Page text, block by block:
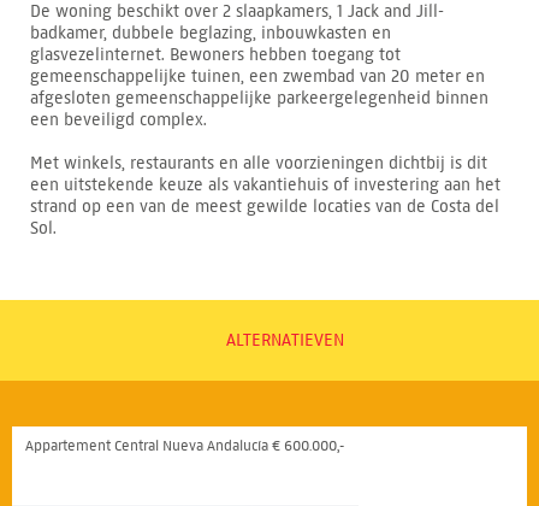
De woning beschikt over 2 slaapkamers, 1 Jack and Jill-
badkamer, dubbele beglazing, inbouwkasten en
glasvezelinternet. Bewoners hebben toegang tot
gemeenschappelijke tuinen, een zwembad van 20 meter en
afgesloten gemeenschappelijke parkeergelegenheid binnen
een beveiligd complex.
Met winkels, restaurants en alle voorzieningen dichtbij is dit
een uitstekende keuze als vakantiehuis of investering aan het
strand op een van de meest gewilde locaties van de Costa del
Sol.
ALTERNATIEVEN
Appartement Central Nueva Andalucía € 600.000,-